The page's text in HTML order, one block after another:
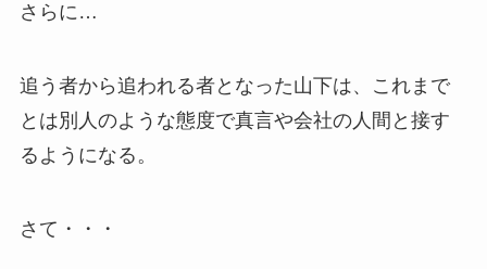
さらに…
追う者から追われる者となった山下は、これまで
とは別人のような態度で真言や会社の人間と接す
るようになる。
さて・・・